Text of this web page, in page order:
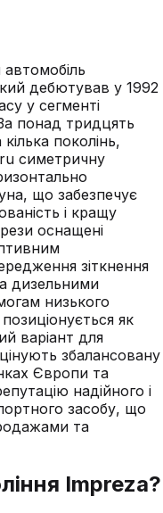
дебютував у 1992
у сегменті
понад тридцять
поколінь,
симетричну
що забезпечує
і кращу
оснащені
зіткнення
дизельними
низького
як
варіант для
цінують збалансовану
Європи та
надійного і
засобу, що
та
Impreza?